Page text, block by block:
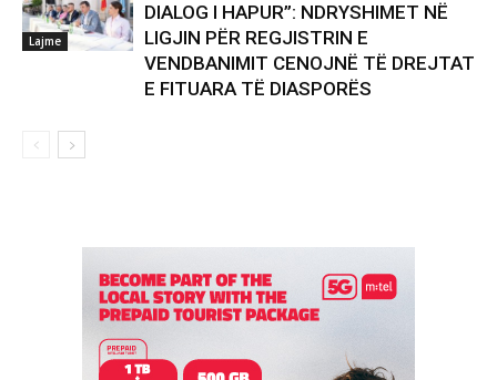
Lajme
DIALOG I HAPUR”: NDRYSHIMET NË
LIGJIN PËR REGJISTRIN E
VENDBANIMIT CENOJNË TË DREJTAT
E FITUARA TË DIASPORËS